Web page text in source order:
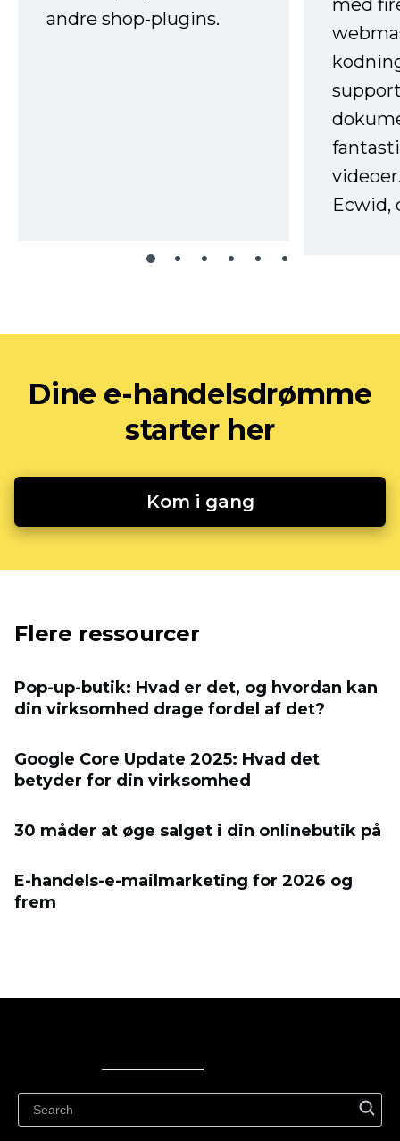
andre shop-plugins.
med
Ecwid,
Dine e-handelsdrømme
starter her
Kom i gang
Flere ressourcer
Pop-up-butik: Hvad er det, og hvordan kan
din virksomhed drage fordel af det?
Google Core Update 2025: Hvad det
betyder for din virksomhed
30 måder at øge salget i din onlinebutik på
E-handels-e-mailmarketing for 2026 og
frem